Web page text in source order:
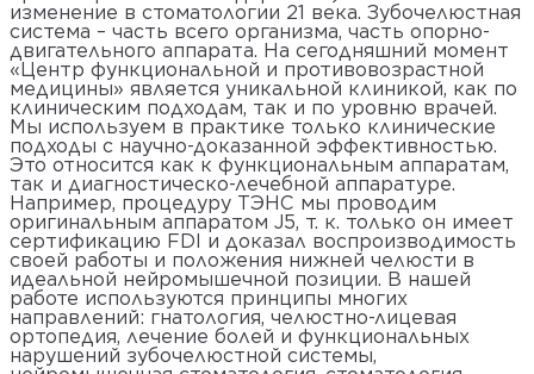
изменение в стоматологии 21 века. Зубочелюстная
система – часть всего организма, часть опорно-
двигательного аппарата. На сегодняшний момент
«Центр функциональной и противовозрастной
медицины» является уникальной клиникой, как по
клиническим подходам, так и по уровню врачей.
Мы используем в практике только клинические
подходы с научно-доказанной эффективностью.
Это относится как к функциональным аппаратам,
так и диагностическо-лечебной аппаратуре.
Например, процедуру ТЭНС мы проводим
оригинальным аппаратом J5, т. к. только он имеет
сертификацию FDI и доказал воспроизводимость
своей работы и положения нижней челюсти в
идеальной нейромышечной позиции. В нашей
работе используются принципы многих
направлений: гнатология, челюстно-лицевая
ортопедия, лечение болей и функциональных
нарушений зубочелюстной системы,